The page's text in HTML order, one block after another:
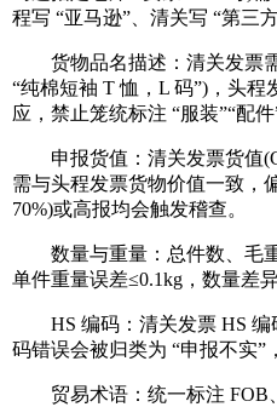
程写 “亚马逊”、清关写 “第三方
货物品名描述：清关发票需
“纯棉短袖 T 恤，L 码”)，头
应，禁止笼统标注 “服装”“配件
申报货值：清关发票货值
需与头程发票货物价值一致，
70%)或高报均会触发稽查。
数量与重量：总件数、毛重
单件重量误差≤0.1kg，数量差
HS 编码：清关发票 HS 编
码错误会被归类为 “申报不实”
贸易术语：统一标注 FOB